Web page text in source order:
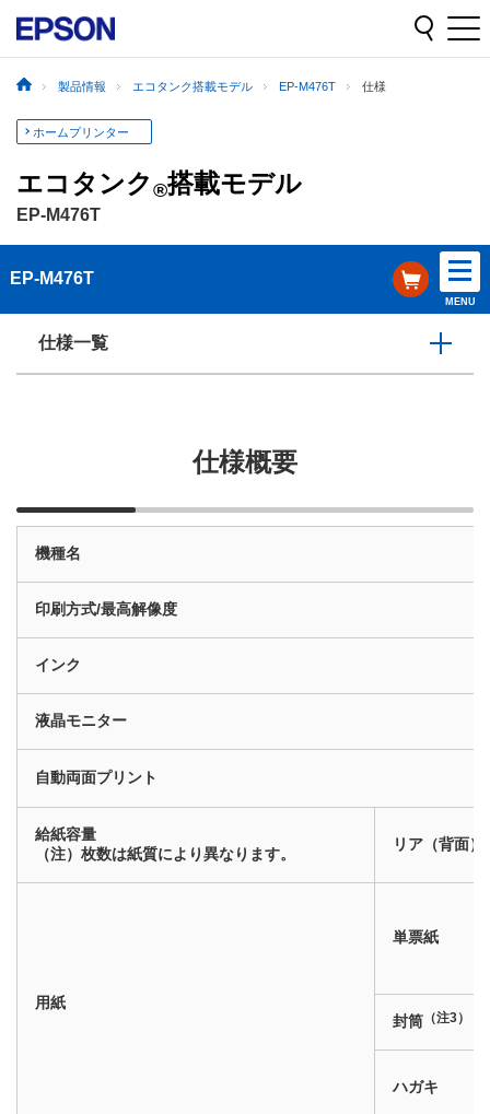
製品情報 エコタンク搭載モデル EP-M476T 仕様
ホームプリンター
エコタンク ®搭載モデル
EP-M476T
EP-M476T
MENU
仕様一覧
仕様概要
機種名
印刷方式/最高解像度
インク
液晶モニター
自動両面プリント
給紙容量
（注）枚数は紙質により異なります。
リア（背面）
用紙
単票紙
封筒 （注3）
ハガキ